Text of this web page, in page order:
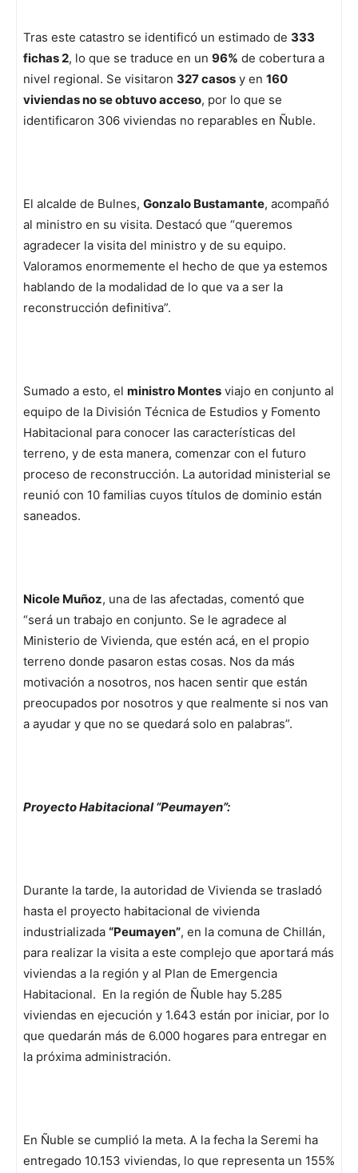
Tras este catastro se identificó un estimado de 333
fichas 2, lo que se traduce en un 96% de cobertura a
nivel regional. Se visitaron 327 casos y en 160
viviendas no se obtuvo acceso, por lo que se
identificaron 306 viviendas no reparables en Ñuble.
El alcalde de Bulnes, Gonzalo Bustamante, acompañó
al ministro en su visita. Destacó que “queremos
agradecer la visita del ministro y de su equipo.
Valoramos enormemente el hecho de que ya estemos
hablando de la modalidad de lo que va a ser la
reconstrucción definitiva”.
Sumado a esto, el ministro Montes viajo en conjunto al
equipo de la División Técnica de Estudios y Fomento
Habitacional para conocer las características del
terreno, y de esta manera, comenzar con el futuro
proceso de reconstrucción. La autoridad ministerial se
reunió con 10 familias cuyos títulos de dominio están
saneados.
Nicole Muñoz, una de las afectadas, comentó que
“será un trabajo en conjunto. Se le agradece al
Ministerio de Vivienda, que estén acá, en el propio
terreno donde pasaron estas cosas. Nos da más
motivación a nosotros, nos hacen sentir que están
preocupados por nosotros y que realmente si nos van
a ayudar y que no se quedará solo en palabras”.
Proyecto Habitacional “Peumayen”:
Durante la tarde, la autoridad de Vivienda se trasladó
hasta el proyecto habitacional de vivienda
industrializada “Peumayen”, en la comuna de Chillán,
para realizar la visita a este complejo que aportará más
viviendas a la región y al Plan de Emergencia
Habitacional. En la región de Ñuble hay 5.285
viviendas en ejecución y 1.643 están por iniciar, por lo
que quedarán más de 6.000 hogares para entregar en
la próxima administración.
En Ñuble se cumplió la meta. A la fecha la Seremi ha
entregado 10.153 viviendas, lo que representa un 155%